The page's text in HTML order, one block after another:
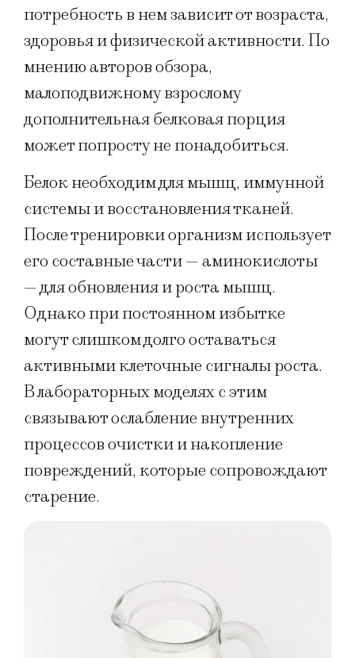
потребность в нем зависит от возраста,
здоровья и физической активности. По
мнению авторов обзора,
малоподвижному взрослому
дополнительная белковая порция
может попросту не понадобиться.
Белок необходим для мышц, иммунной
системы и восстановления тканей.
После тренировки организм использует
его составные части — аминокислоты
— для обновления и роста мышц.
Однако при постоянном избытке
могут слишком долго оставаться
активными клеточные сигналы роста.
В лабораторных моделях с этим
связывают ослабление внутренних
процессов очистки и накопление
повреждений, которые сопровождают
старение.